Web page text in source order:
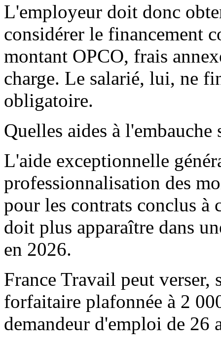
L'employeur doit donc
considérer le financement
montant OPCO, frais
charge. Le salarié, lui, ne
obligatoire.
Quelles aides à l'embauche
L'aide exceptionnelle
professionnalisation des
pour les contrats conclus à
doit plus apparaître dans
en 2026.
France Travail peut verser,
forfaitaire plafonnée à 2
demandeur d'emploi de 26